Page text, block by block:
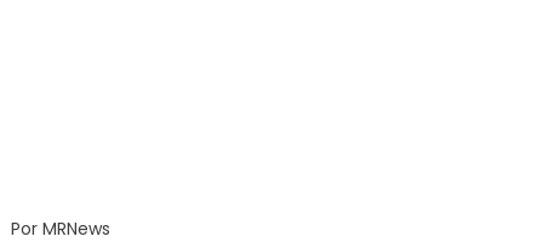
Por MRNews